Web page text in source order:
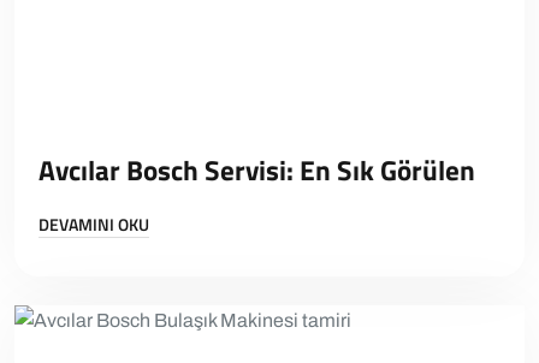
Avcılar Bosch Servisi: En Sık Görülen
DEVAMINI OKU